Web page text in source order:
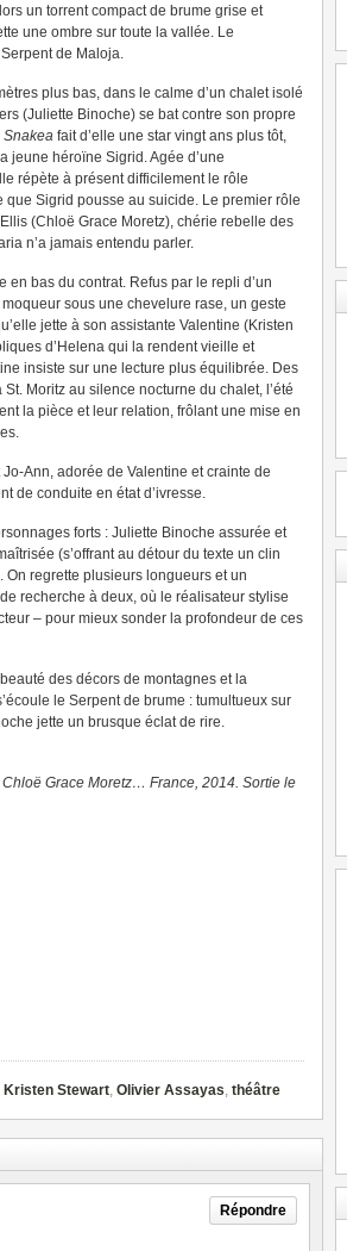
un torrent compact de brume grise et
une ombre sur toute la vallée. Le
de Maloja.
plus bas, dans le calme d’un chalet isolé
(Juliette Binoche) se bat contre son propre
Snakea fait d’elle une star vingt ans plus tôt,
jeune héroïne Sigrid. Agée d’une
répète à présent difficilement le rôle
que Sigrid pousse au suicide. Le premier rôle
(Chloë Grace Moretz), chérie rebelle des
n’a jamais entendu parler.
en bas du contrat. Refus par le repli d’un
sous une chevelure rase, un geste
jette à son assistante Valentine (Kristen
d’Helena qui la rendent vieille et
insiste sur une lecture plus équilibrée. Des
Moritz au silence nocturne du chalet, l’été
la pièce et leur relation, frôlant une mise en
Ann, adorée de Valentine et crainte de
de conduite en état d’ivresse.
forts : Juliette Binoche assurée et
(s’offrant au détour du texte un clin
On regrette plusieurs longueurs et un
recherche à deux, où le réalisateur stylise
– pour mieux sonder la profondeur de ces
des décors de montagnes et la
le Serpent de brume : tumultueux sur
jette un brusque éclat de rire.
Grace Moretz… France, 2014. Sortie le
Kristen Stewart, Olivier Assayas, théâtre
Répondre